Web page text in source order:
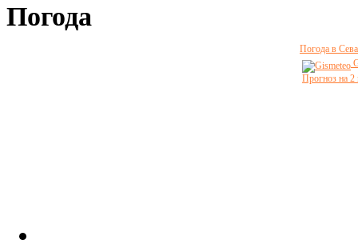
Погода
Погода в
Прогноз на 2